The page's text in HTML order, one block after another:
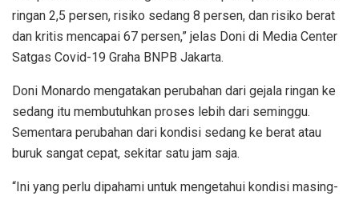
ringan 2,5 persen, risiko sedang 8 persen, dan risiko berat
dan kritis mencapai 67 persen,” jelas Doni di Media Center
Satgas Covid-19 Graha BNPB Jakarta.
Doni Monardo mengatakan perubahan dari gejala ringan ke
sedang itu membutuhkan proses lebih dari seminggu.
Sementara perubahan dari kondisi sedang ke berat atau
buruk sangat cepat, sekitar satu jam saja.
“Ini yang perlu dipahami untuk mengetahui kondisi masing-